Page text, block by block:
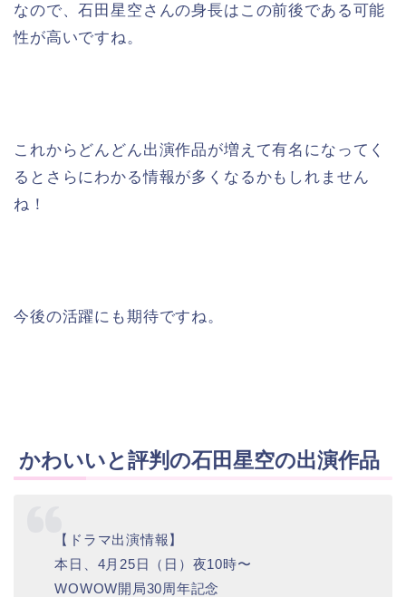
なので、石田星空さんの身長はこの前後である可能
性が高いですね。
これからどんどん出演作品が増えて有名になってく
るとさらにわかる情報が多くなるかもしれません
ね！
今後の活躍にも期待ですね。
かわいいと評判の石田星空の出演作品
【ドラマ出演情報】
本日、4月25日（日）夜10時〜
WOWOW開局30周年記念